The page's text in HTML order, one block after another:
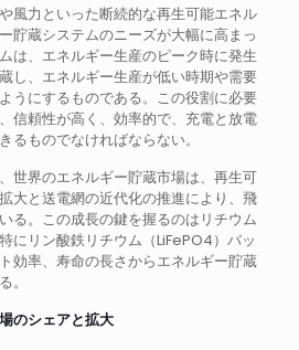
風力といった断続的な再生可能エネル
貯蔵システムのニーズが大幅に高まっ
は、エネルギー生産のピーク時に発生
し、エネルギー生産が低い時期や需要
うにするものである。この役割に必要
信頼性が高く、効率的で、充電と放電
るものでなければならない。
世界のエネルギー貯蔵市場は、再生可
大と送電網の近代化の推進により、飛
る。この成長の鍵を握るのはリチウム
にリン酸鉄リチウム（LiFePO4）バッ
効率、寿命の長さからエネルギー貯蔵
。
のシェアと拡大